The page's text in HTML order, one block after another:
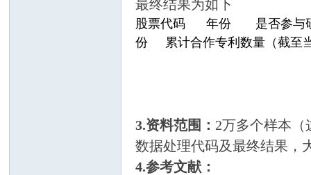
最终结果为如下
股票代码 年份
是否参与
份
累计合作专利数量（截至
3.资料范围： 2万多个样本（
数据处理代码及最终结果，
4.参考文献：